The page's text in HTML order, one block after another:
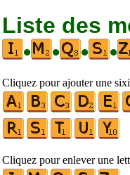
Liste des
•
• • •
Cliquez pour ajouter une
Cliquez pour enlever une